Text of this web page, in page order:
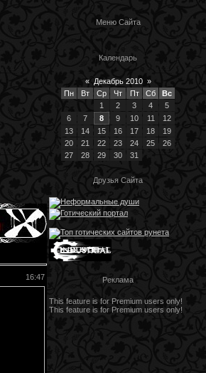
16:47
Меню Сайта
Календарь
« Декабрь 2010 »
Пн
Вт Ср Чт Пт Сб
Вс
1
2 3 4
5
6
7 8 9 10 11
12
13
14 15 16 17 18
19
20
21 22 23 24 25
26
27
28 29 30 31
Друзья Сайта
Реклама
This feature is for Premium users only!
This feature is for Premium users only!